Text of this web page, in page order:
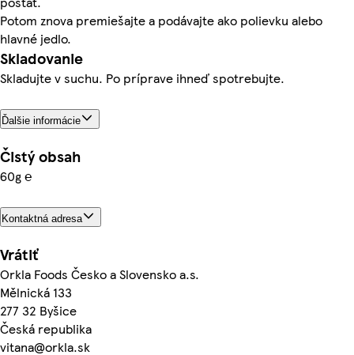
Potom znova premiešajte a podávajte ako polievku alebo
hlavné jedlo.
Skladovanie
Skladujte v suchu. Po príprave ihneď spotrebujte.
Ďalšie informácie
Čistý obsah
60g ℮
Kontaktná adresa
Vrátiť
Orkla Foods Česko a Slovensko a.s.
Mělnická 133
277 32 Byšice
Česká republika
vitana@orkla.sk